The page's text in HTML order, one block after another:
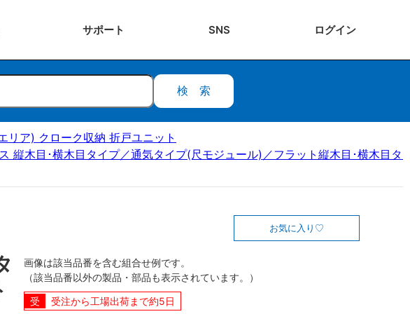
サポート SNS ログイン
検索
リア) クローク収納 折戸ユニット
縦木目･横木目タイプ／通気タイプ(尺モジュール)／フラット縦木目･横木目
お気に入り
画像は該当品番を含む組合せ例です。
（該当品番以外の製品・部品も表示されています。）
受注から工場出荷まで約5日